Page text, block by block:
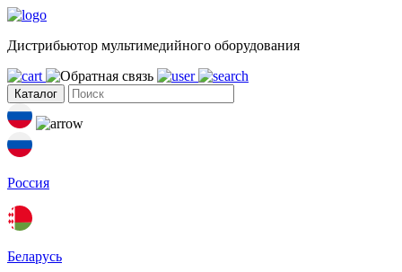
Дистрибьютор мультимедийного оборудования
Каталог
Россия
Беларусь